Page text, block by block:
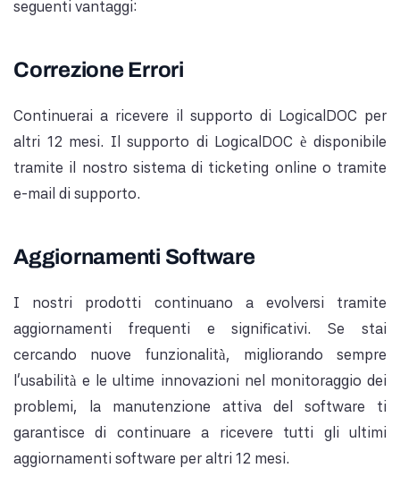
seguenti vantaggi:
Correzione Errori
Continuerai a ricevere il supporto di LogicalDOC per
altri 12 mesi. Il supporto di LogicalDOC è disponibile
tramite il nostro sistema di ticketing online o tramite
e-mail di supporto.
Aggiornamenti Software
I nostri prodotti continuano a evolversi tramite
aggiornamenti frequenti e significativi. Se stai
cercando nuove funzionalità, migliorando sempre
l'usabilità e le ultime innovazioni nel monitoraggio dei
problemi, la manutenzione attiva del software ti
garantisce di continuare a ricevere tutti gli ultimi
aggiornamenti software per altri 12 mesi.